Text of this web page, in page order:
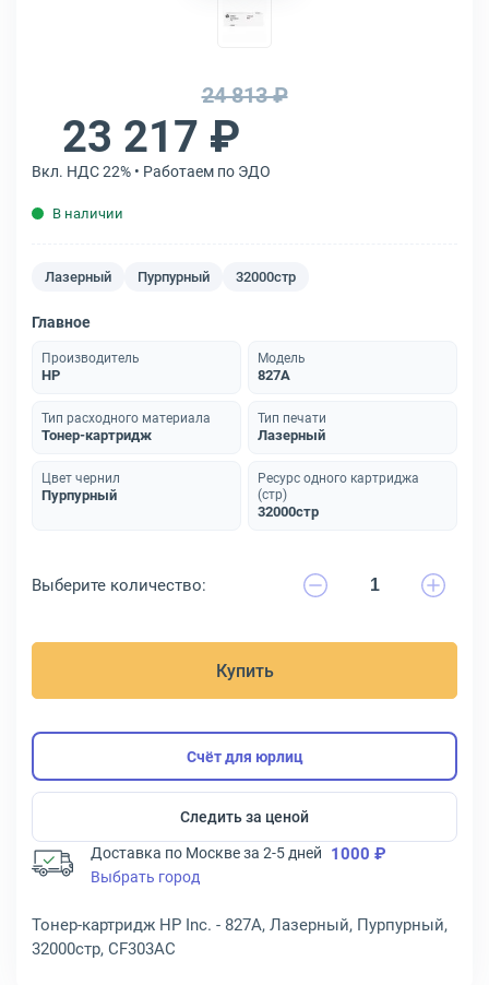
24 813 ₽
23 217 ₽
Вкл. НДС 22% • Работаем по ЭДО
В наличии
Лазерный Пурпурный 32000стр
Главное
Производитель
HP
Модель
827A
Тип расходного материала
Тонер-картридж
Тип печати
Лазерный
Цвет чернил
Пурпурный
Ресурс одного картриджа
(стр)
32000стр
Выберите количество:
Купить
Счёт для юрлиц
Следить за ценой
Доставка по Москве за 2-5 дней 1000 ₽
Выбрать город
Тонер-картридж HP Inc. - 827A, Лазерный, Пурпурный,
32000стр, CF303AC